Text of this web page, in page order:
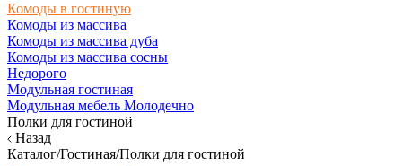
Комоды в гостиную
Комоды из массива
Комоды из массива дуба
Комоды из массива сосны
Недорого
Модульная гостиная
Модульная мебель Молодечно
Полки для гостиной
Назад
Каталог/Гостиная/Полки для гостиной